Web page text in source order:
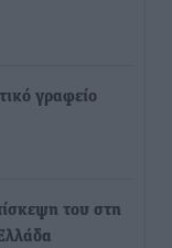
γραφείο
του στη